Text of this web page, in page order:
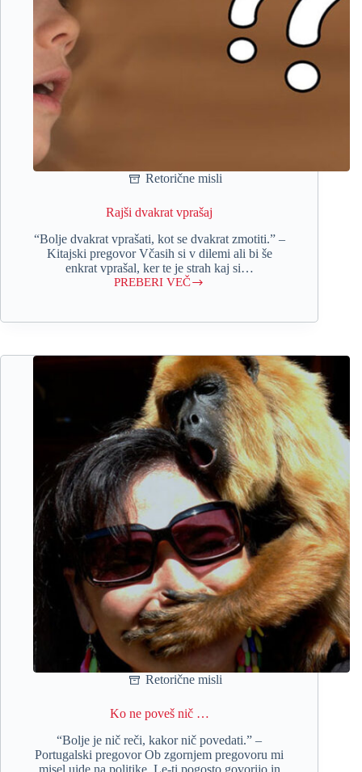
Retorične misli
Rajši dvakrat vprašaj
“Bolje dvakrat vprašati, kot se dvakrat zmotiti.” –
Kitajski pregovor Včasih si v dilemi ali bi še
enkrat vprašal, ker te je strah kaj si…
PREBERI VEČ
Rajši
Retorične misli
Ko ne poveš nič …
“Bolje je nič reči, kakor nič povedati.” –
Portugalski pregovor Ob zgornjem pregovoru mi